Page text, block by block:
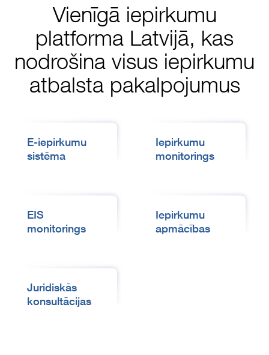
Vienīgā iepirkumu
platforma Latvijā, kas
nodrošina visus iepirkumu
atbalsta pakalpojumus
E-iepirkumu
sistēma
Iepirkumu
monitorings
EIS
monitorings
Iepirkumu
apmācības
Juridiskās
konsultācijas